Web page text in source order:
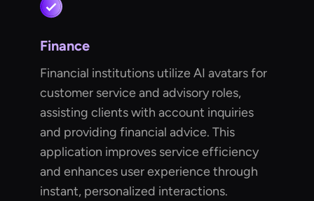
Finance
Financial institutions utilize AI avatars for
customer service and advisory roles,
assisting clients with account inquiries
and providing financial advice. This
application improves service efficiency
and enhances user experience through
instant, personalized interactions.